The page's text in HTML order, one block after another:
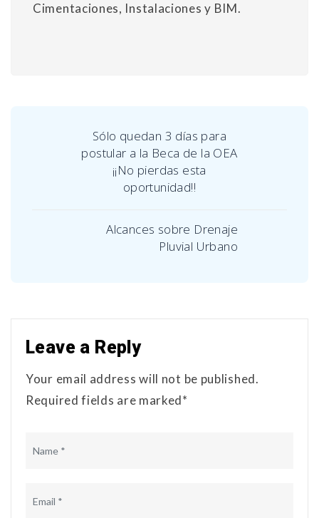
Cimentaciones, Instalaciones y BIM.
Sólo quedan 3 días para
postular a la Beca de la OEA
¡¡No pierdas esta
oportunidad!!
Alcances sobre Drenaje
Pluvial Urbano
Leave a Reply
Your email address will not be published.
Required fields are marked*